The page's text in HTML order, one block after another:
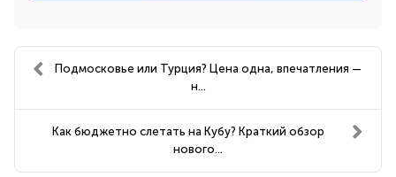
Подмосковье или Турция? Цена одна, впечатления —
н...
Как бюджетно слетать на Кубу? Краткий обзор
нового...